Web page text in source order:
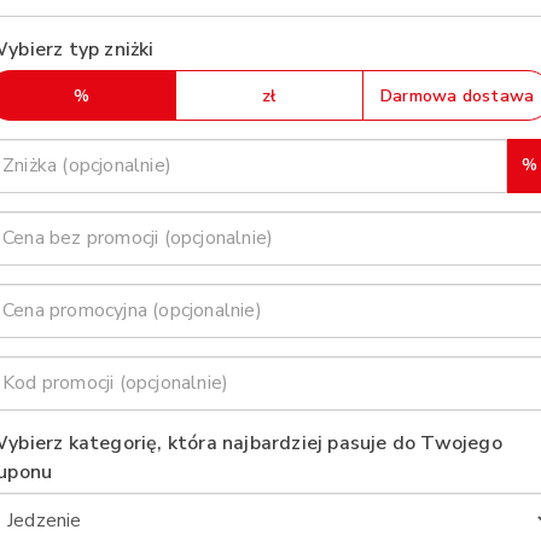
typ zniżki
% zł Darmowa dostawa
%
kategorię, która najbardziej pasuje do Twojego